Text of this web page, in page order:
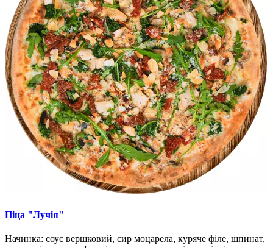
Піца "Лучія"
Начинка: соус вершковий, сир моцарела, куряче філе, шпинат,